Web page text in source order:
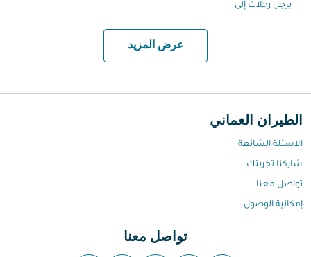
برجن رحلات إلى
عرض المزيد
الطيران العماني
الاسئلة الشائعة
شاركنا تجربتك
تواصل معنا
إمكانية الوصول
تواصل معنا